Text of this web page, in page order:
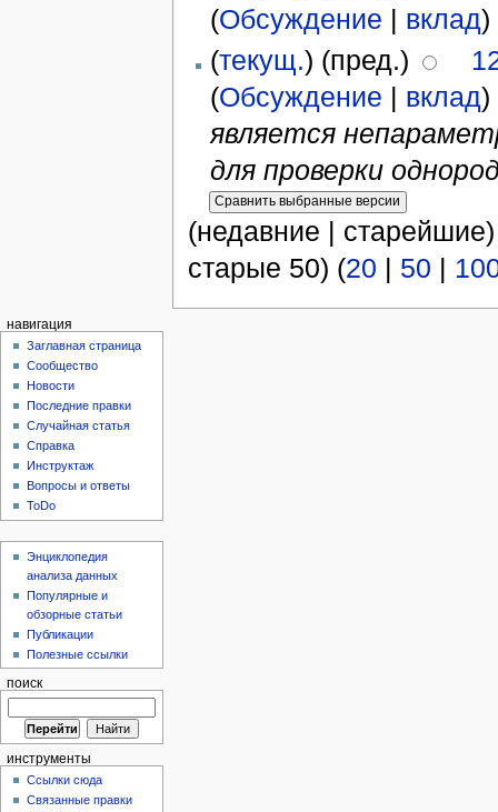
(Обсуждение | вклад)
(текущ.) (пред.)
(Обсуждение | вклад)
является
для проверки
(недавние |
старые 50) (20 | 50 |
навигация
Заглавная страница
Сообщество
Новости
Последние правки
Случайная статья
Справка
Инструктаж
Вопросы и ответы
ToDo
Энциклопедия
анализа данных
Популярные и
обзорные статьи
Публикации
Полезные ссылки
поиск
инструменты
Ссылки сюда
Связанные правки